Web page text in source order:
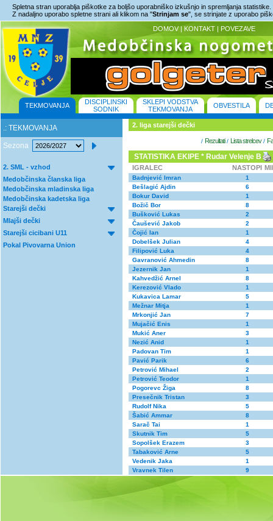
Spletna stran uporablja piškotke za boljšo uporabniško izkušnjo in spremljanja statistike.
Z nadaljno uporabo spletne strani ali klikom na "Strinjam se", se strinjate z uporabo
DOMOV | KONTAKT | POVEZAVE
TEKMOVANJA
DISCIPLINSKI
SODNIK
SKLEPI VODSTVA
TEKMOVANJA
OBVESTILA
.: TEKMOVANJA
Sezona
2. SML - vzhod
Medobčinska članska liga
Medobčinska mladinska liga
Medobčinska kadetska liga
Starejši dečki
Mlajši dečki
Starejši cicibani U11
Pokal Pivovarna Union
2. liga starejši dečki
/ Rezultati/ Lista strelcev/
STATISTIKA EKIPE * Rudar Velenje B
IGRALEC NASTOPI
Badnjević Imran
1
Bešlagić Ajdin
6
Bokur David
1
Božič Bor
8
Bušković Lukas
2
Čaušević Jakob
2
Čojić Ian
1
Dobelšek Julian
4
Filipović Luka
4
Gavranović Ahmedin
8
Jezernik Jan
1
Kahvedžić Arnel
8
Kerezović Vlado
1
Kukavica Lamar
5
Mežnar Mitja
1
Mrkonjić Jan
7
Mujačić Enis
1
Mukić Aner
3
Nezić Anid
1
Padovan Tim
1
Pavić Parik
6
Petrović Mihael
2
Petrović Teodor
1
Pogorevc Žiga
8
Presečnik Tristan
3
Rudolf Nika
5
Šabić Ammar
8
Sarač Tai
1
Skutnik Tim
5
Sopolšek Erazem
3
Tabaković Arne
5
Vedenik Jaka
1
Vravnek Tilen
9